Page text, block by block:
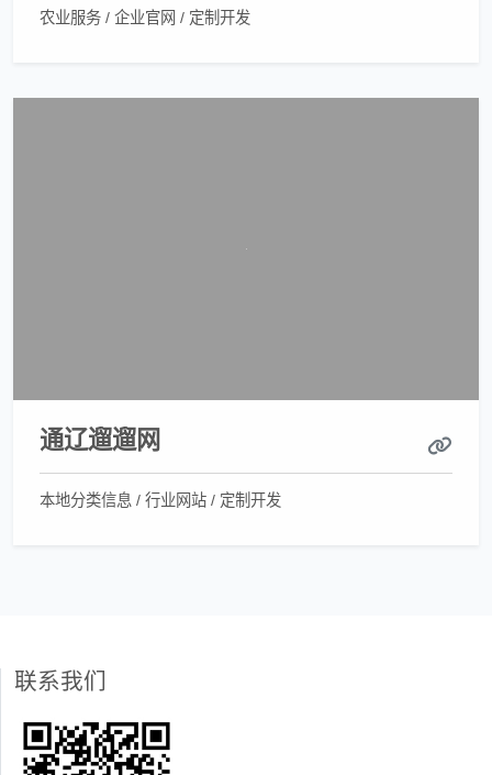
农业服务 / 企业官网 / 定制开发
通辽遛遛网
本地分类信息 / 行业网站 / 定制开发
联系我们